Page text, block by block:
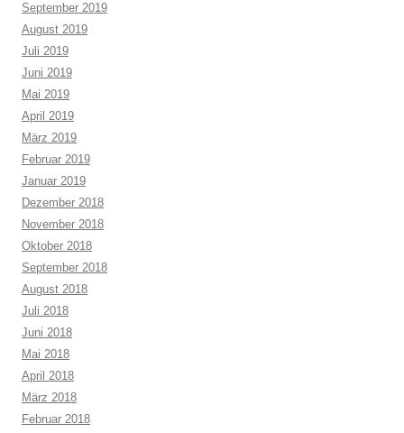
September 2019
August 2019
Juli 2019
Juni 2019
Mai 2019
April 2019
März 2019
Februar 2019
Januar 2019
Dezember 2018
November 2018
Oktober 2018
September 2018
August 2018
Juli 2018
Juni 2018
Mai 2018
April 2018
März 2018
Februar 2018